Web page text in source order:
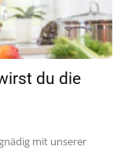
du die
mit unserer